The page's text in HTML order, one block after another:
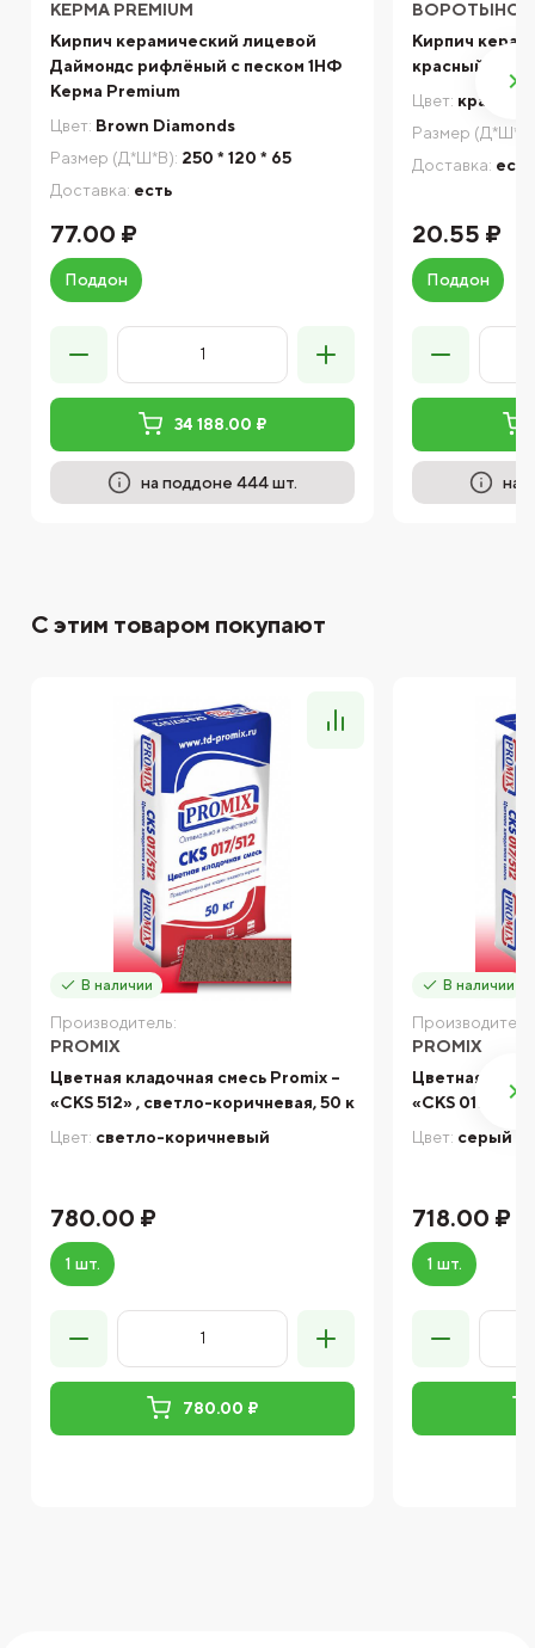
КЕРМА PREMIUM
Кирпич керамический лицевой
Даймондс рифлёный с песком 1НФ
Керма Premium
Цвет: Brown Diamonds
Размер (Д*Ш*В): 250 * 120 * 65
Доставка: есть
77.00 ₽
Поддон
34 188.00 ₽
на поддоне 444 шт.
ВОРОТЫНСК
Кирпич
красный
Цвет: красный
Размер
Доставка: есть
20.55 ₽
Поддон
на
С этим товаром покупают
В наличии
Производитель:
PROMIX
Цветная кладочная смесь Promix –
«CKS 512» , светло-коричневая, 50 к
Цвет: светло-коричневый
780.00 ₽
1 шт.
780.00 ₽
В наличии
PROMIX
Цветная
«CKS 017»,
Цвет: серый
718.00 ₽
1 шт.